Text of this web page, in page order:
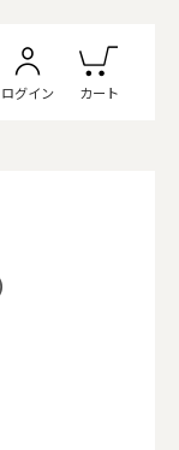
ログイン カート